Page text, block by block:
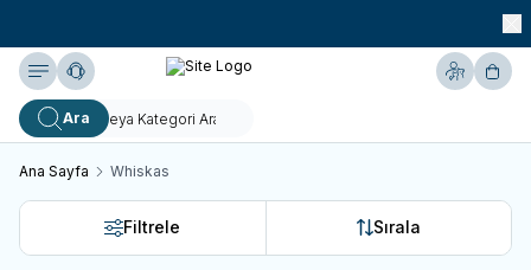
Yardım
Ara
Hesabım
Ana Sayfa Whiskas
Filtrele Sırala